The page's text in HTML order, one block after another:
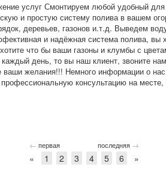
услуг Смонтируем любой удобный
и простую систему полива в вашем
деревьев, газонов и.т.д. Выведем
и надёжная система полива, вы
что бы ваши газоны и клумбы с
день, то вы наш клиент, звоните
желания!!! Немного информации о
консультацию на
← первая последняя →
« 1 2 3 4 5 6 »